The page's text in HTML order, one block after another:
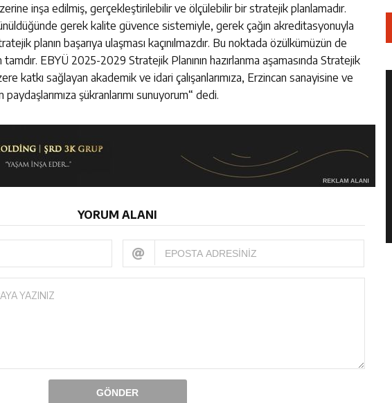
inşa edilmiş, gerçekleştirilebilir ve ölçülebilir bir stratejik planlamadır.
gerek kalite güvence sistemiyle, gerek çağın akreditasyonuyla
planın başarıya ulaşması kaçınılmazdır. Bu noktada özülkümüzün de
EBYÜ 2025-2029 Stratejik Planının hazırlanma aşamasında Stratejik
katkı sağlayan akademik ve idari çalışanlarımıza, Erzincan sanayisine ve
şükranlarımı sunuyorum“ dedi.
YORUM ALANI
GÖNDER